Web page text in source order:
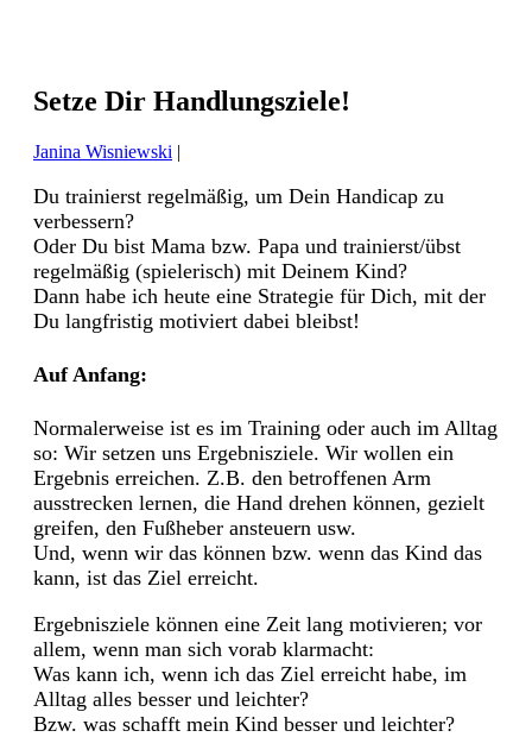
Setze Dir Handlungsziele!
Janina Wisniewski |
Du trainierst regelmäßig, um Dein Handicap zu
verbessern?
Oder Du bist Mama bzw. Papa und trainierst/übst
regelmäßig (spielerisch) mit Deinem Kind?
Dann habe ich heute eine Strategie für Dich, mit der
Du langfristig motiviert dabei bleibst!
Auf Anfang:
Normalerweise ist es im Training oder auch im Alltag
so: Wir setzen uns Ergebnisziele. Wir wollen ein
Ergebnis erreichen. Z.B. den betroffenen Arm
ausstrecken lernen, die Hand drehen können, gezielt
greifen, den Fußheber ansteuern usw.
Und, wenn wir das können bzw. wenn das Kind das
kann, ist das Ziel erreicht.
Ergebnisziele können eine Zeit lang motivieren; vor
allem, wenn man sich vorab klarmacht:
Was kann ich, wenn ich das Ziel erreicht habe, im
Alltag alles besser und leichter?
Bzw. was schafft mein Kind besser und leichter?